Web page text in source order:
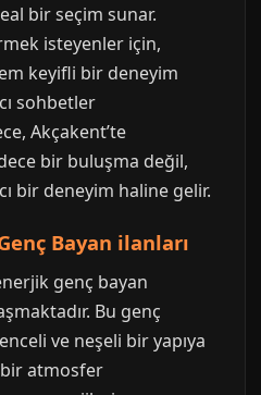
bir seçim sunar.
isteyenler için,
keyifli bir deneyim
sohbetler
Akçakent’te
bir buluşma değil,
bir deneyim haline gelir.
Bayan ilanları
genç bayan
Bu genç
ve neşeli bir yapıya
atmosfer